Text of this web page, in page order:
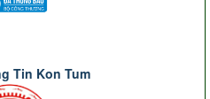
Tin Kon Tum